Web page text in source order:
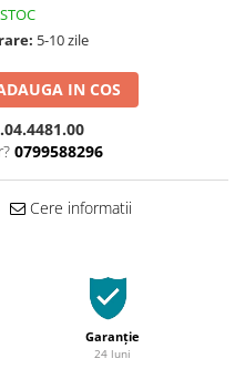
5-10 zile
IN COS
0799588296
Cere informatii
Garanție
24 luni